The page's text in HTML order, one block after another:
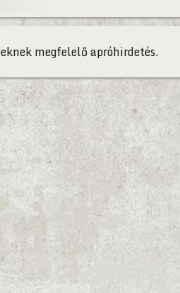
megfelelő apróhirdetés.